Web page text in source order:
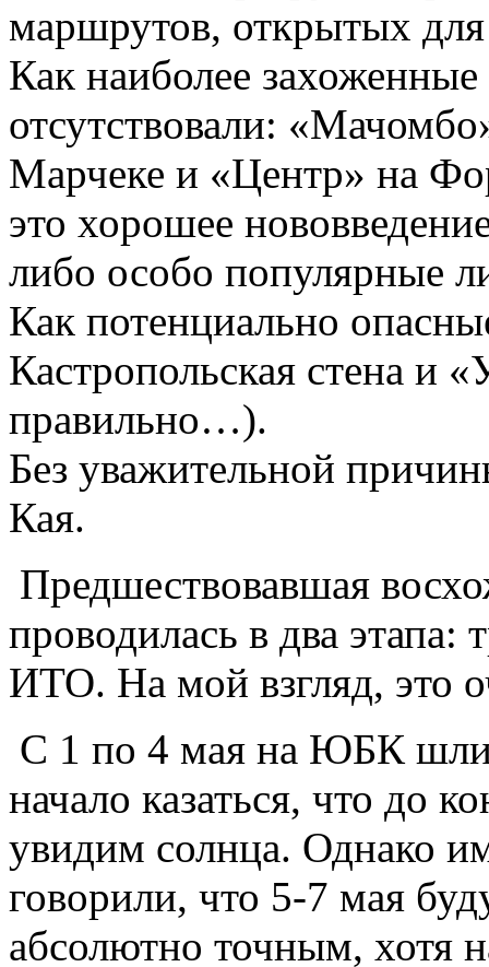
маршрутов, открытых
Как наиболее
отсутствовали:
Марчеке и «Центр» на
это хорошее
либо особо популярные
Как потенциально
Кастропольская стена и
правильно…).
Без уважительной
Кая.
Предшествовавшая
проводилась в два этапа:
ИТО. На мой взгляд, это
С 1 по 4 мая на ЮБК шли
начало казаться, что до
увидим солнца. Однако
говорили, что 5-7 мая
абсолютно точным, хотя